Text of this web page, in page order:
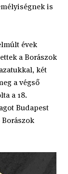
is
évek
a Borászok
két
a végső
a 18.
Budapest